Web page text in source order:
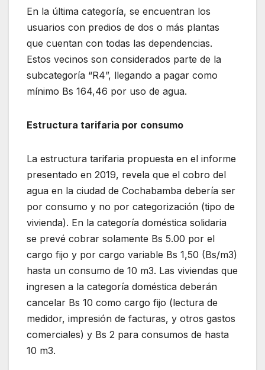
En la última categoría, se encuentran los
usuarios con predios de dos o más plantas
que cuentan con todas las dependencias.
Estos vecinos son considerados parte de la
subcategoría “R4”, llegando a pagar como
mínimo Bs 164,46 por uso de agua.
Estructura tarifaria por consumo
La estructura tarifaria propuesta en el informe
presentado en 2019, revela que el cobro del
agua en la ciudad de Cochabamba debería ser
por consumo y no por categorización (tipo de
vivienda). En la categoría doméstica solidaria
se prevé cobrar solamente Bs 5.00 por el
cargo fijo y por cargo variable Bs 1,50 (Bs/m3)
hasta un consumo de 10 m3. Las viviendas que
ingresen a la categoría doméstica deberán
cancelar Bs 10 como cargo fijo (lectura de
medidor, impresión de facturas, y otros gastos
comerciales) y Bs 2 para consumos de hasta
10 m3.